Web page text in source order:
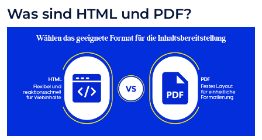
Was sind HTML und PDF?